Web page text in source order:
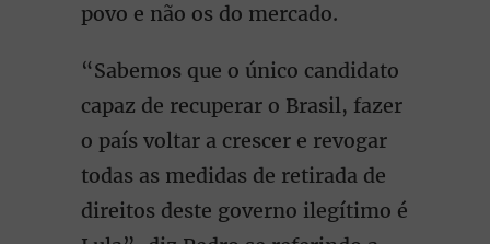
povo e não os do mercado.
“Sabemos que o único candidato
capaz de recuperar o Brasil, fazer
o país voltar a crescer e revogar
todas as medidas de retirada de
direitos deste governo ilegítimo é